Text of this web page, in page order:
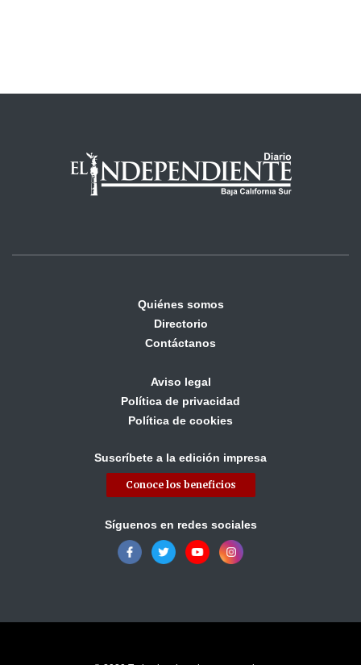
Quiénes somos
Directorio
Contáctanos
Aviso legal
Política de privacidad
Política de cookies
Suscríbete a la edición impresa
Conoce los beneficios
Síguenos en redes sociales